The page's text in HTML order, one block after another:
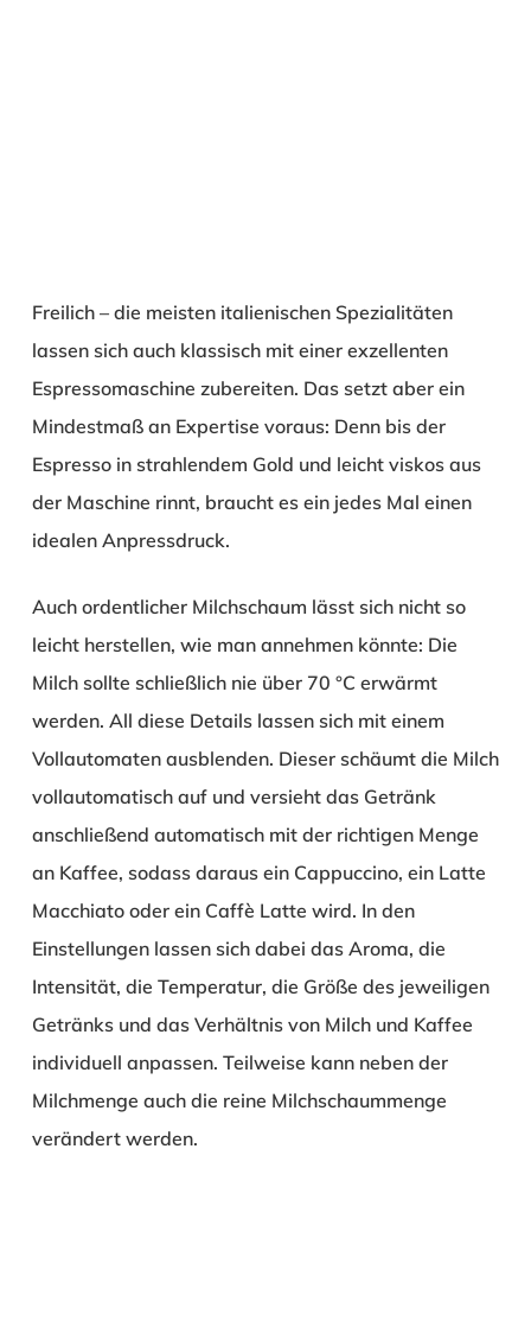
Freilich – die meisten italienischen Spezialitäten
lassen sich auch klassisch mit einer exzellenten
Espressomaschine zubereiten. Das setzt aber ein
Mindestmaß an Expertise voraus: Denn bis der
Espresso in strahlendem Gold und leicht viskos aus
der Maschine rinnt, braucht es ein jedes Mal einen
idealen Anpressdruck.
Auch ordentlicher Milchschaum lässt sich nicht so
leicht herstellen, wie man annehmen könnte: Die
Milch sollte schließlich nie über 70 °C erwärmt
werden. All diese Details lassen sich mit einem
Vollautomaten ausblenden. Dieser schäumt die Milch
vollautomatisch auf und versieht das Getränk
anschließend automatisch mit der richtigen Menge
an Kaffee, sodass daraus ein Cappuccino, ein Latte
Macchiato oder ein Caffè Latte wird. In den
Einstellungen lassen sich dabei das Aroma, die
Intensität, die Temperatur, die Größe des jeweiligen
Getränks und das Verhältnis von Milch und Kaffee
individuell anpassen. Teilweise kann neben der
Milchmenge auch die reine Milchschaummenge
verändert werden.